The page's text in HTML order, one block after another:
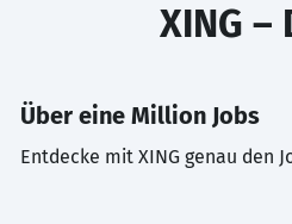
XING
Über eine Million Jobs
Entdecke mit XING genau den